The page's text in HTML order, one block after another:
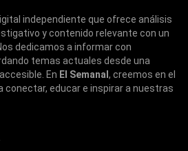
independiente que ofrece análisis
y contenido relevante con un
dedicamos a informar con
temas actuales desde una
En El Semanal , creemos en el
conectar, educar e inspirar a nuestras